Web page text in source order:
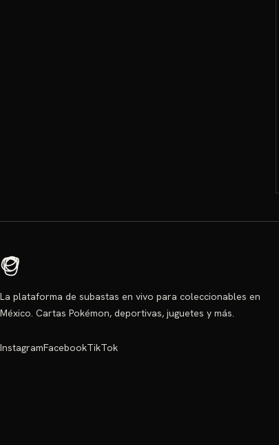
La plataforma de subastas en vivo para coleccionables en
México. Cartas Pokémon, deportivas, juguetes y más.
InstagramFacebookTikTok